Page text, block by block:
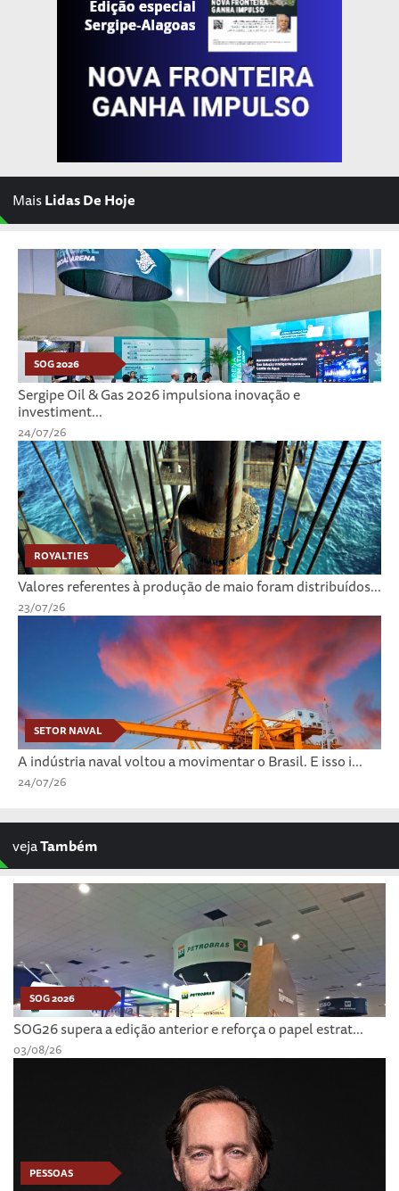
MaisLidas De Hoje
SOG 2026
Sergipe Oil & Gas 2026 impulsiona inovação e
investiment...
24/07/26
ROYALTIES
Valores referentes à produção de maio foram distribuídos...
23/07/26
SETOR NAVAL
A indústria naval voltou a movimentar o Brasil. E isso i...
24/07/26
vejaTambém
SOG 2026
SOG26 supera a edição anterior e reforça o papel estrat...
03/08/26
PESSOAS